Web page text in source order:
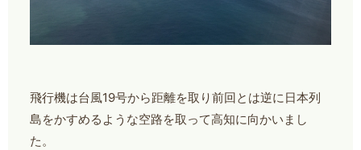
飛行機は台風19号から距離を取り前回とは逆に日本列
島をかすめるような空路を取って高知に向かいまし
た。